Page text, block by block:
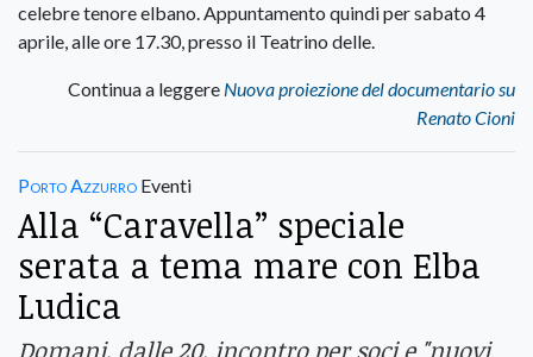
celebre tenore elbano. Appuntamento quindi per sabato 4
aprile, alle ore 17.30, presso il Teatrino delle.
Continua a leggere Nuova proiezione del documentario su
Renato Cioni
Porto Azzurro Eventi
Alla “Caravella” speciale
serata a tema mare con Elba
Ludica